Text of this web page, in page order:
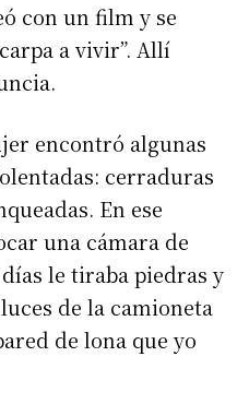
con un film y se
a vivir”. Allí
encontró algunas
cerraduras
En ese
una cámara de
le tiraba piedras y
de la camioneta
de lona que yo